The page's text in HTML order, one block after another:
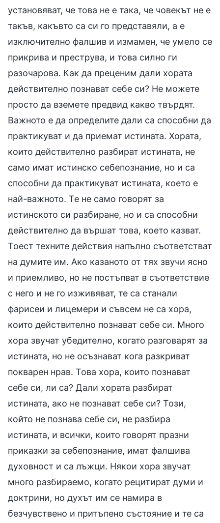
установяват, че това не е така, че човекът не е
такъв, какъвто са си го представяли, а е
изключително фалшив и измамен, че умело се
прикрива и преструва, и това силно ги
разочарова. Как да преценим дали хората
действително познават себе си? Не можете
просто да вземете предвид какво твърдят.
Важното е да определите дали са способни да
практикуват и да приемат истината. Хората,
които действително разбират истината, не
само имат истинско себепознание, но и са
способни да практикуват истината, което е
най-важното. Те не само говорят за
истинското си разбиране, но и са способни
действително да вършат това, което казват.
Тоест техните действия напълно съответстват
на думите им. Ако казаното от тях звучи ясно
и приемливо, но не постъпват в съответствие
с него и не го изживяват, те са станали
фарисеи и лицемери и съвсем не са хора,
които действително познават себе си. Много
хора звучат убедително, когато разговарят за
истината, но не осъзнават кога разкриват
покварен нрав. Това хора, които познават
себе си, ли са? Дали хората разбират
истината, ако не познават себе си? Този,
който не познава себе си, не разбира
истината, и всички, които говорят празни
приказки за себепознание, имат фалшива
духовност и са лъжци. Някои хора звучат
много разбираемо, когато рецитират думи и
доктрини, но духът им се намира в
безчувствено и притъпено състояние и те са